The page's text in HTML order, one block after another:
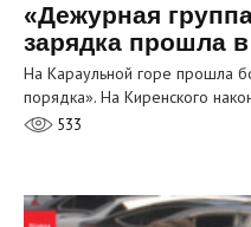
«Дежурная
зарядка прошла
На Караульной горе прошла
порядка». На Киренского
533